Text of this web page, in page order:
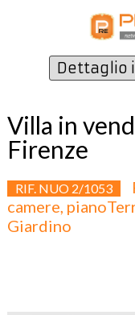
Villa in
Firenze
RIF. NUO 2/1053
camere,
Giardino